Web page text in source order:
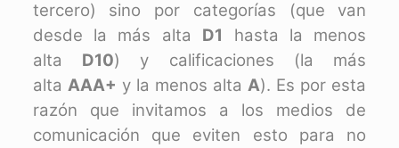
tercero) sino por categorías (que van
desde la más alta D1 hasta la menos
alta D10) y calificaciones (la más
alta AAA+ y la menos altaA). Es por esta
razón que invitamos a los medios de
comunicación que eviten esto para no